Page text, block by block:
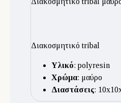
Διακοσμητικό tribal
Υλικό: polyresin
Χρώμα: μαύρο
Διαστάσεις: